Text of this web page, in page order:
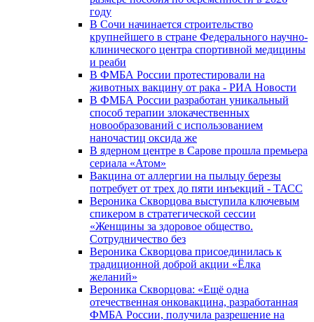
году
В Сочи начинается строительство
крупнейшего в стране Федерального научно-
клинического центра спортивной медицины
и реаби
В ФМБА России протестировали на
животных вакцину от рака - РИА Новости
В ФМБА России разработан уникальный
способ терапии злокачественных
новообразований с использованием
наночастиц оксида же
В ядерном центре в Сарове прошла премьера
сериала «Атом»
Вакцина от аллергии на пыльцу березы
потребует от трех до пяти инъекций - ТАСС
Вероника Скворцова выступила ключевым
спикером в стратегической сессии
«Женщины за здоровое общество.
Сотрудничество без
Вероника Скворцова присоединилась к
традиционной доброй акции «Ёлка
желаний»
Вероника Скворцова: «Ещё одна
отечественная онковакцина, разработанная
ФМБА России, получила разрешение на